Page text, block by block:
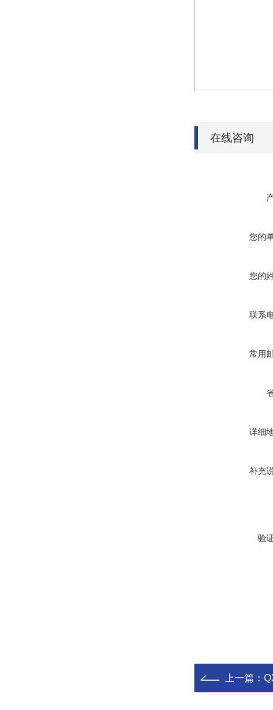
在线咨询
您的
您的
联系
常用
详细
补充
验
上一篇：